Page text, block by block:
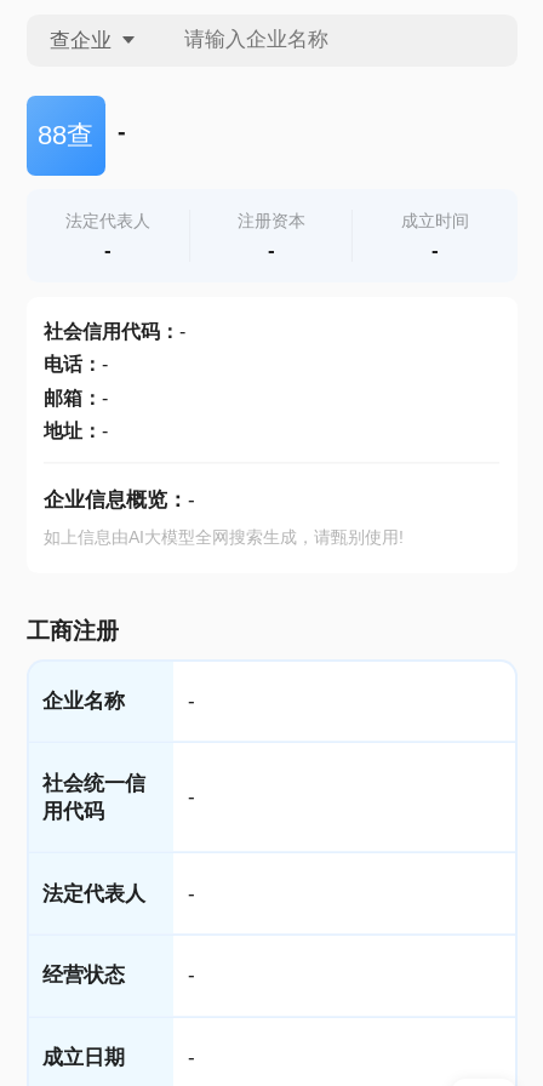
查企业
查企业
查产地
88查 -
法定代表人
-
注册资本
-
成立时间
-
社会信用代码： -
电话： -
邮箱： -
地址： -
企业信息概览： -
如上信息由AI大模型全网搜索生成，请甄别使用!
工商注册
企业名称 -
社会统一信
用代码
-
法定代表人 -
经营状态 -
成立日期 -